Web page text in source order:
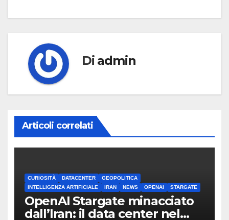
Di admin
Articoli correlati
CURIOSITÀ DATACENTER
GEOPOLITICA
INTELLIGENZA ARTIFICIALE
IRAN NEWS OPENAI STARGATE
OpenAI Stargate minacciato
dall’Iran: il data center nel